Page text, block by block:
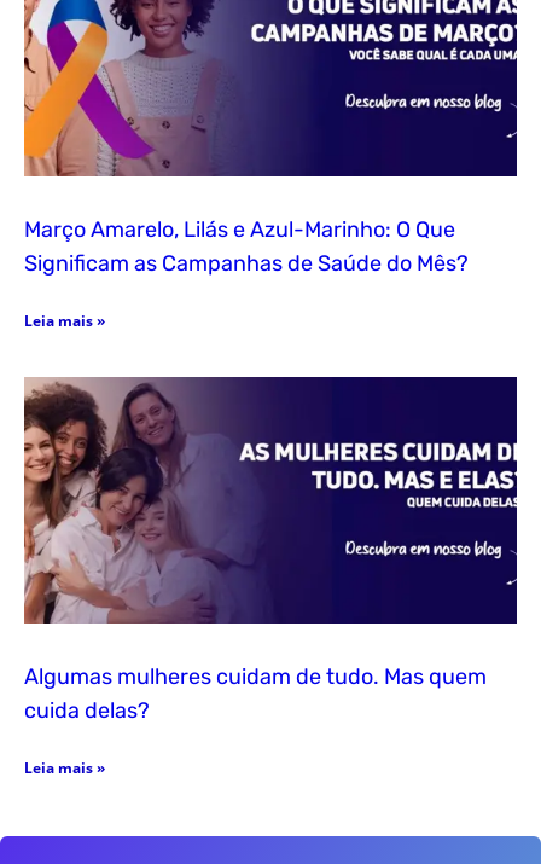
Março Amarelo, Lilás e Azul-Marinho: O Que
Significam as Campanhas de Saúde do Mês?
Leia mais »
Algumas mulheres cuidam de tudo. Mas quem
cuida delas?
Leia mais »